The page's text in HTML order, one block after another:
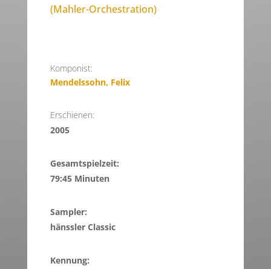
(Mahler-Orchestration)
Komponist:
Mendelssohn, Felix
Erschienen:
2005
Gesamtspielzeit:
79:45 Minuten
Sampler:
hänssler Classic
Kennung: